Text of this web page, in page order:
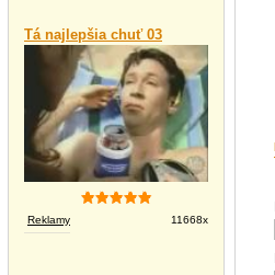
Tá najlepšia chuť 03
Reklamy 11668x